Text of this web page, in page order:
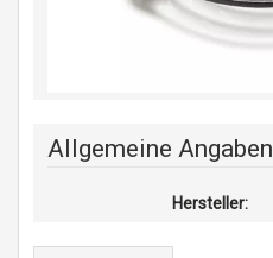
Allgemeine Angaben
Hersteller: